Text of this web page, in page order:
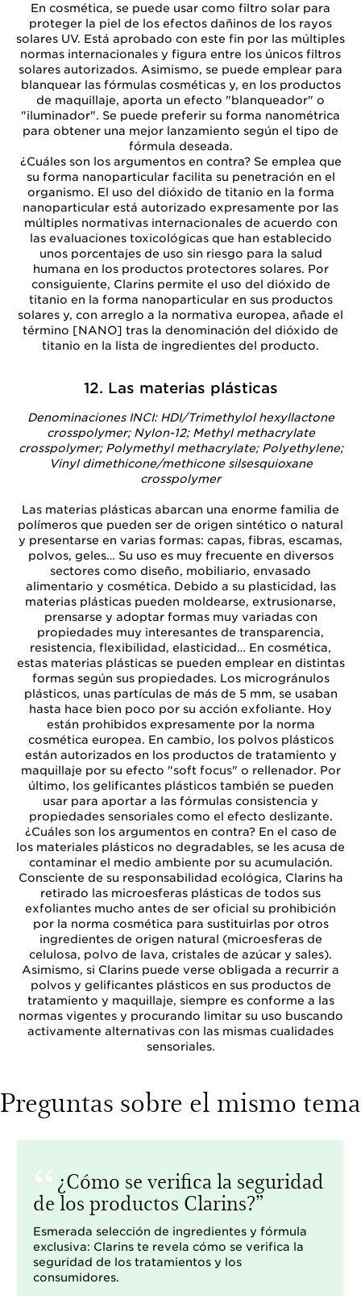
En cosmética, se puede usar como filtro solar para
proteger la piel de los efectos dañinos de los rayos
solares UV. Está aprobado con este fin por las múltiples
normas internacionales y figura entre los únicos filtros
solares autorizados. Asimismo, se puede emplear para
blanquear las fórmulas cosméticas y, en los productos
de maquillaje, aporta un efecto "blanqueador" o
"iluminador". Se puede preferir su forma nanométrica
para obtener una mejor lanzamiento según el tipo de
fórmula deseada.
¿Cuáles son los argumentos en contra? Se emplea que
su forma nanoparticular facilita su penetración en el
organismo. El uso del dióxido de titanio en la forma
nanoparticular está autorizado expresamente por las
múltiples normativas internacionales de acuerdo con
las evaluaciones toxicológicas que han establecido
unos porcentajes de uso sin riesgo para la salud
humana en los productos protectores solares. Por
consiguiente, Clarins permite el uso del dióxido de
titanio en la forma nanoparticular en sus productos
solares y, con arreglo a la normativa europea, añade el
término [NANO] tras la denominación del dióxido de
titanio en la lista de ingredientes del producto.
12. Las materias plásticas
Denominaciones INCI: HDI/Trimethylol hexyllactone
crosspolymer; Nylon-12; Methyl methacrylate
crosspolymer; Polymethyl methacrylate; Polyethylene;
Vinyl dimethicone/methicone silsesquioxane
crosspolymer
Las materias plásticas abarcan una enorme familia de
polímeros que pueden ser de origen sintético o natural
y presentarse en varias formas: capas, fibras, escamas,
polvos, geles… Su uso es muy frecuente en diversos
sectores como diseño, mobiliario, envasado
alimentario y cosmética. Debido a su plasticidad, las
materias plásticas pueden moldearse, extrusionarse,
prensarse y adoptar formas muy variadas con
propiedades muy interesantes de transparencia,
resistencia, flexibilidad, elasticidad… En cosmética,
estas materias plásticas se pueden emplear en distintas
formas según sus propiedades. Los microgránulos
plásticos, unas partículas de más de 5 mm, se usaban
hasta hace bien poco por su acción exfoliante. Hoy
están prohibidos expresamente por la norma
cosmética europea. En cambio, los polvos plásticos
están autorizados en los productos de tratamiento y
maquillaje por su efecto "soft focus" o rellenador. Por
último, los gelificantes plásticos también se pueden
usar para aportar a las fórmulas consistencia y
propiedades sensoriales como el efecto deslizante.
¿Cuáles son los argumentos en contra? En el caso de
los materiales plásticos no degradables, se les acusa de
contaminar el medio ambiente por su acumulación.
Consciente de su responsabilidad ecológica, Clarins ha
retirado las microesferas plásticas de todos sus
exfoliantes mucho antes de ser oficial su prohibición
por la norma cosmética para sustituirlas por otros
ingredientes de origen natural (microesferas de
celulosa, polvo de lava, cristales de azúcar y sales).
Asimismo, si Clarins puede verse obligada a recurrir a
polvos y gelificantes plásticos en sus productos de
tratamiento y maquillaje, siempre es conforme a las
normas vigentes y procurando limitar su uso buscando
activamente alternativas con las mismas cualidades
sensoriales.
Preguntas sobre el mismo tema
¿Cómo se verifica la seguridad
de los productos Clarins?
Esmerada selección de ingredientes y fórmula
exclusiva: Clarins te revela cómo se verifica la
seguridad de los tratamientos y los
consumidores.